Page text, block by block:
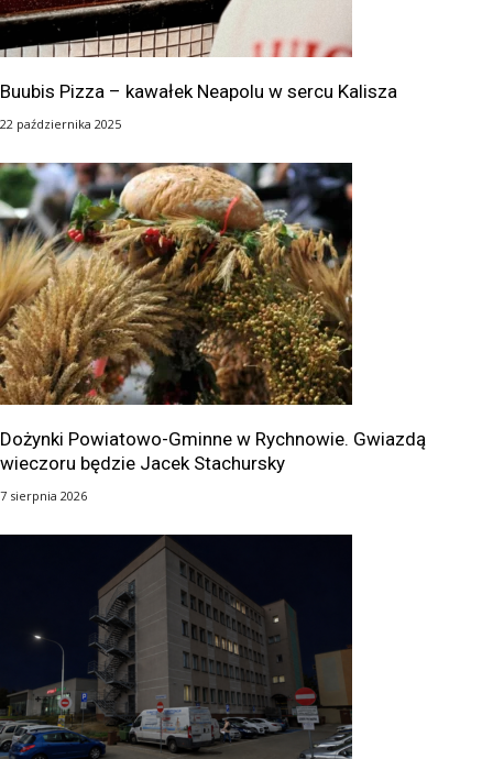
Buubis Pizza – kawałek Neapolu w sercu Kalisza
22 października 2025
Dożynki Powiatowo-Gminne w Rychnowie. Gwiazdą
wieczoru będzie Jacek Stachursky
7 sierpnia 2026